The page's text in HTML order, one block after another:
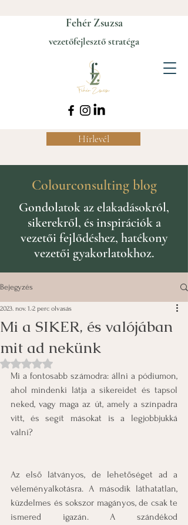
Fehér Zsuzsa
vezetőfejlesztő stratéga
Hírlevél
Colourconsulting blog
Gondolatok az elakadásokról,
sikerekről, és inspirációk a
vezetői fejlődéshez, hatékony
vezetői gyakorlatokhoz.
Bejegyzés
Mi a SIKER, és valójában
mit ad nekünk
2023. nov. 1.2 perc olvasás
NaN csillagot kapott az 5-ből.
Mi a fontosabb számodra: állni a pódiumon,
ahol mindenki látja a sikereidet és tapsol
neked, vagy maga az út, amely a színpadra
vitt, és segít másokat is a legjobbjukká
válni?
Az első látványos, de lehetőséget ad a
véleményalkotásra. A második láthatatlan,
küzdelmes és sokszor magányos, de csak te
ismered igazán. A szándékod